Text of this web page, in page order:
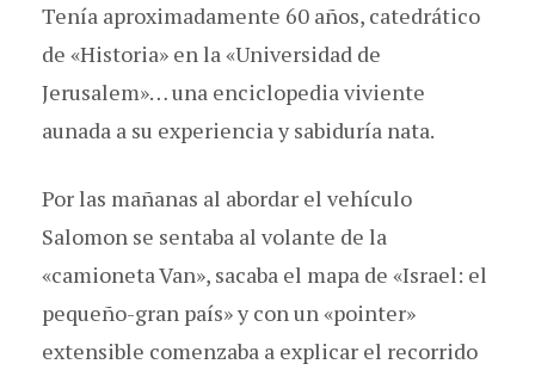
Tenía aproximadamente 60 años, catedrático
de «Historia» en la «Universidad de
Jerusalem»… una enciclopedia viviente
aunada a su experiencia y sabiduría nata.
Por las mañanas al abordar el vehículo
Salomon se sentaba al volante de la
«camioneta Van», sacaba el mapa de «Israel: el
pequeño-gran país» y con un «pointer»
extensible comenzaba a explicar el recorrido